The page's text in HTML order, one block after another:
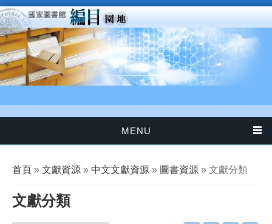
移至主內容
MENU
您在這裡
首頁 » 文獻資源 » 中文文獻資源 » 圖書資源 » 文獻分類
文獻分類